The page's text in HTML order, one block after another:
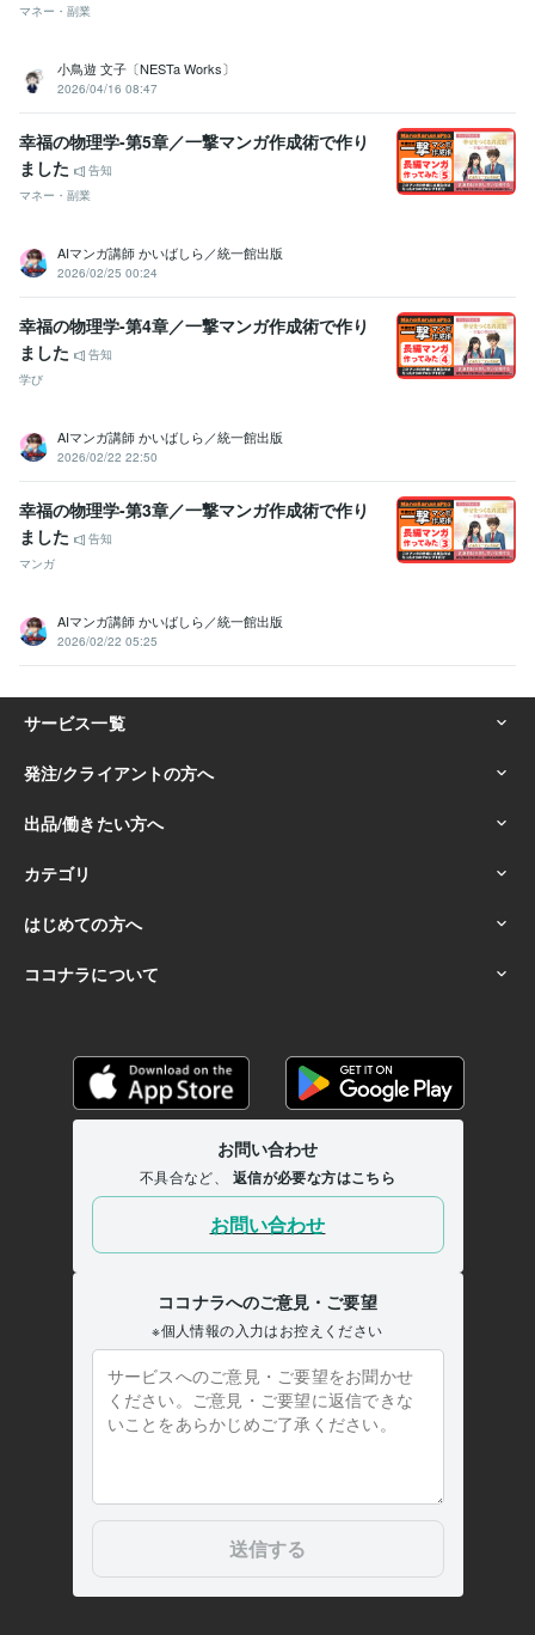
マネー・副業
小鳥遊 文子〔NESTa Works〕
2026/04/16 08:47
幸福の物理学-第5章／一撃マンガ作成術で作り
ました
告知
マネー・副業
AIマンガ講師 かいばしら／統一館出版
2026/02/25 00:24
幸福の物理学-第4章／一撃マンガ作成術で作り
ました
告知
学び
AIマンガ講師 かいばしら／統一館出版
2026/02/22 22:50
幸福の物理学-第3章／一撃マンガ作成術で作り
ました
告知
マンガ
AIマンガ講師 かいばしら／統一館出版
2026/02/22 05:25